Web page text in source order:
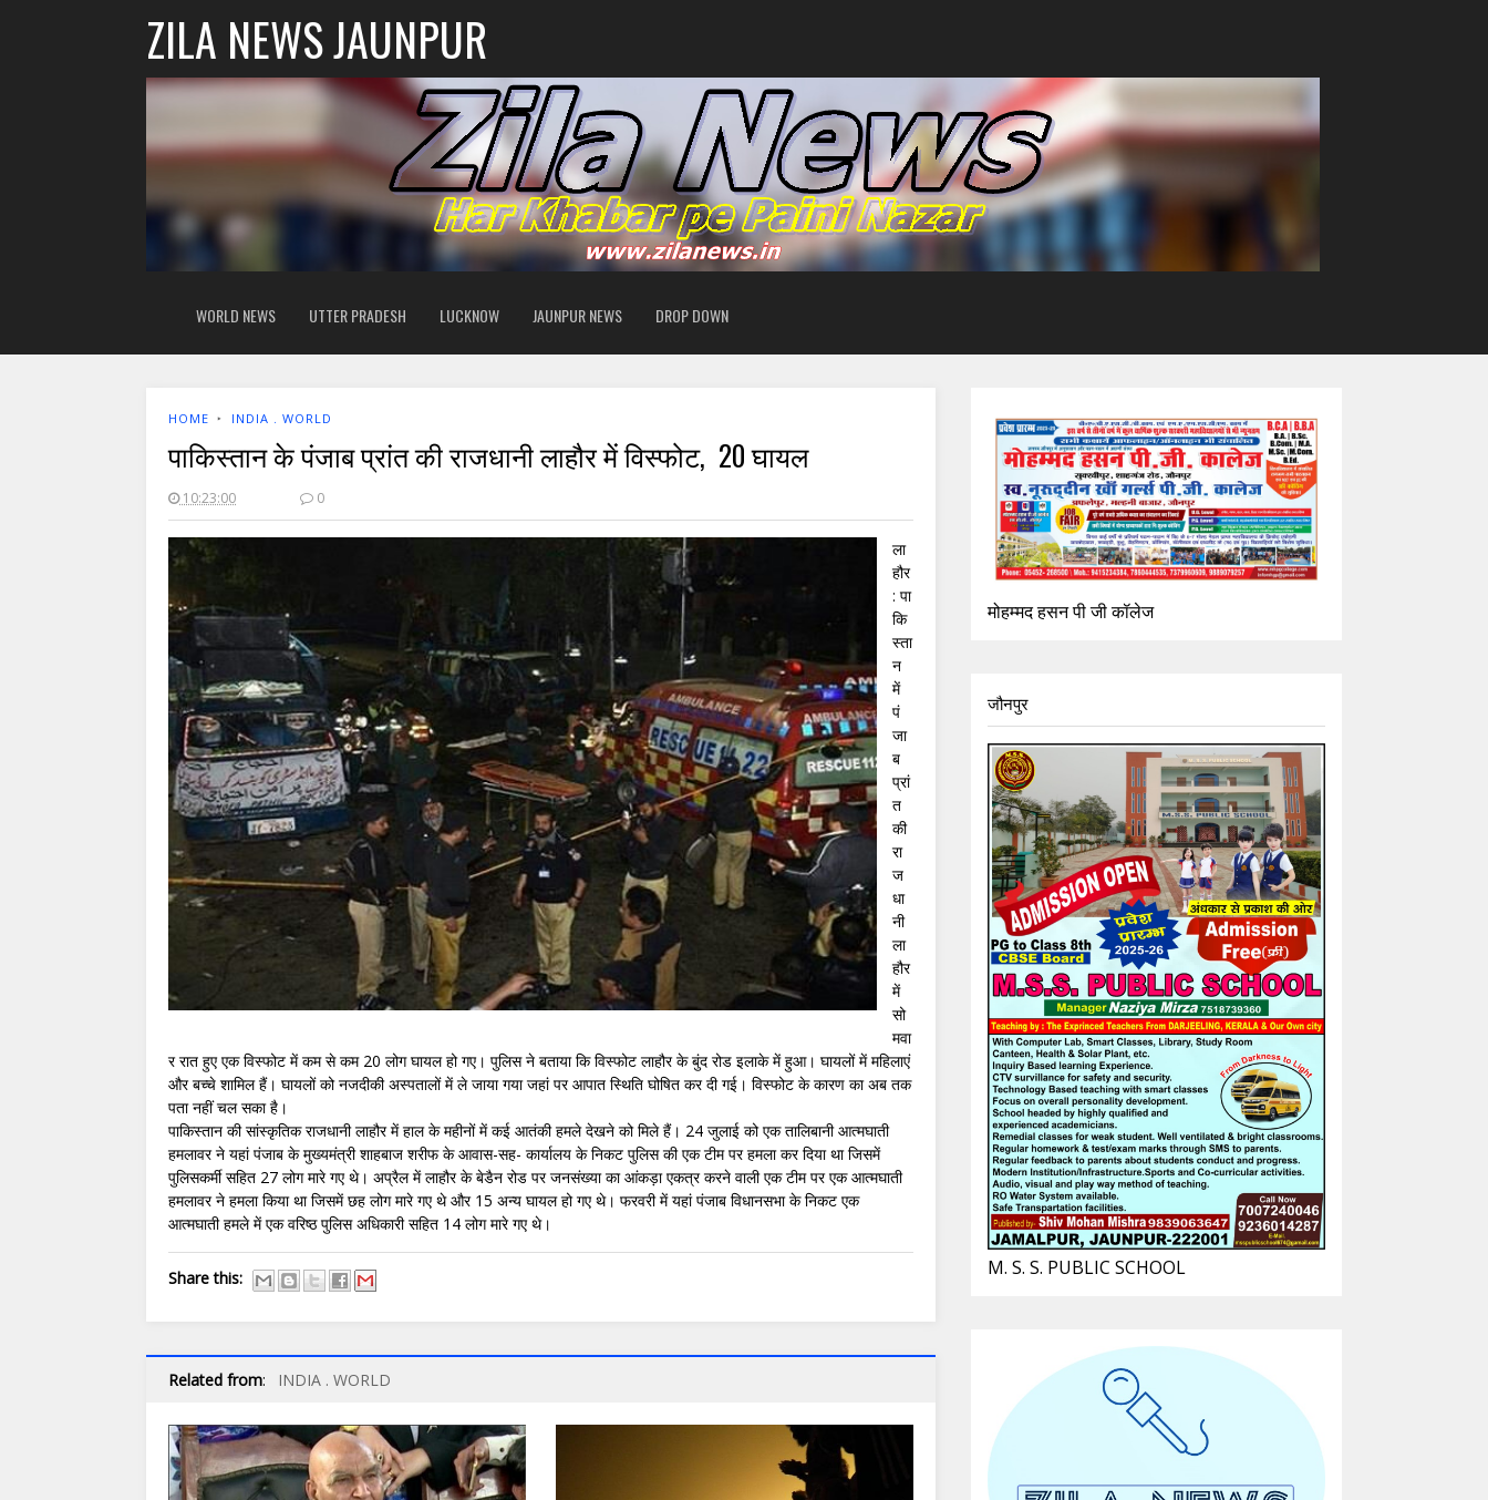
ZILA NEWS JAUNPUR
WORLD NEWS UTTER PRADESH LUCKNOW JAUNPUR NEWS DROP DOWN
HOME ‣ INDIA . WORLD
पाकिस्तान के पंजाब प्रांत की राजधानी लाहौर में विस्फोट, 20 घायल
10:23:00 0
ला
हौर
: पा
कि
स्ता
न
में
पं
जा
ब
प्रां
त
की
रा
ज
धा
नी
ला
हौर
में
सो
मवा
र रात हुए एक विस्फोट में कम से कम 20 लोग घायल हो गए। पुलिस ने बताया कि विस्फोट लाहौर के बुंद रोड इलाके में हुआ। घायलों में महिलाएं
और बच्चे शामिल हैं। घायलों को नजदीकी अस्पतालों में ले जाया गया जहां पर आपात स्थिति घोषित कर दी गई। विस्फोट के कारण का अब तक
पता नहीं चल सका है।
पाकिस्तान की सांस्कृतिक राजधानी लाहौर में हाल के महीनों में कई आतंकी हमले देखने को मिले हैं। 24 जुलाई को एक तालिबानी आत्मघाती
हमलावर ने यहां पंजाब के मुख्यमंत्री शाहबाज शरीफ के आवास-सह- कार्यालय के निकट पुलिस की एक टीम पर हमला कर दिया था जिसमें
पुलिसकर्मी सहित 27 लोग मारे गए थे। अप्रैल में लाहौर के बेडैन रोड पर जनसंख्या का आंकड़ा एकत्र करने वाली एक टीम पर एक आत्मघाती
हमलावर ने हमला किया था जिसमें छह लोग मारे गए थे और 15 अन्य घायल हो गए थे। फरवरी में यहां पंजाब विधानसभा के निकट एक
आत्मघाती हमले में एक वरिष्ठ पुलिस अधिकारी सहित 14 लोग मारे गए थे।
Share this:
Related from: INDIA . WORLD
मोहम्मद हसन पी जी कॉलेज
जौनपुर
M. S. S. PUBLIC SCHOOL